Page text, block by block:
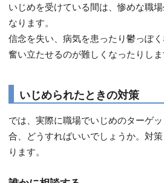
いじめを受けている間は、惨めな職
なります。
信念を失い、病気を患ったり鬱っぽ
奮い立たせるのが難しくなったりしま
いじめられたときの対策
では、実際に職場でいじめのターゲ
合、どうすればいいでしょうか。対
ります。